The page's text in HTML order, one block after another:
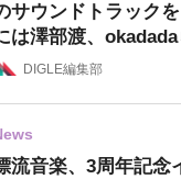
サウンドトラック
は澤部渡、okadada
DIGLE編集部
流音楽、3周年記念